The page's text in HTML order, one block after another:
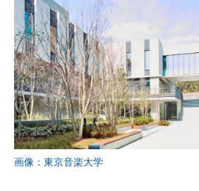
ちょっと気になるネットの話題
画像：東京音楽大学